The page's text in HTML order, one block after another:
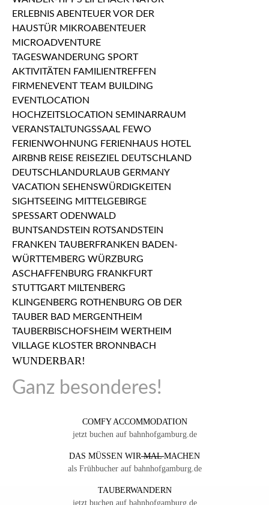
WUNDERBAR!
Ganz besonderes!
COMFY ACCOMMODATION
jetzt buchen auf bahnhofgamburg.de
DAS MÜSSEN WIRMALMACHEN
als Frühbucher auf bahnhofgamburg.de
TAUBERWANDERN
jetzt buchen auf bahnhofgamburg.de